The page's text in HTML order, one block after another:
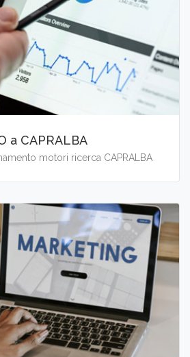
a CAPRALBA
motori ricerca CAPRALBA